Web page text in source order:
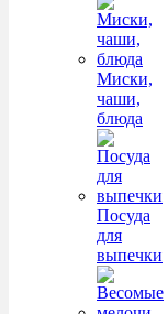
Миски,
чаши,
блюда
Посуда
для
выпечки